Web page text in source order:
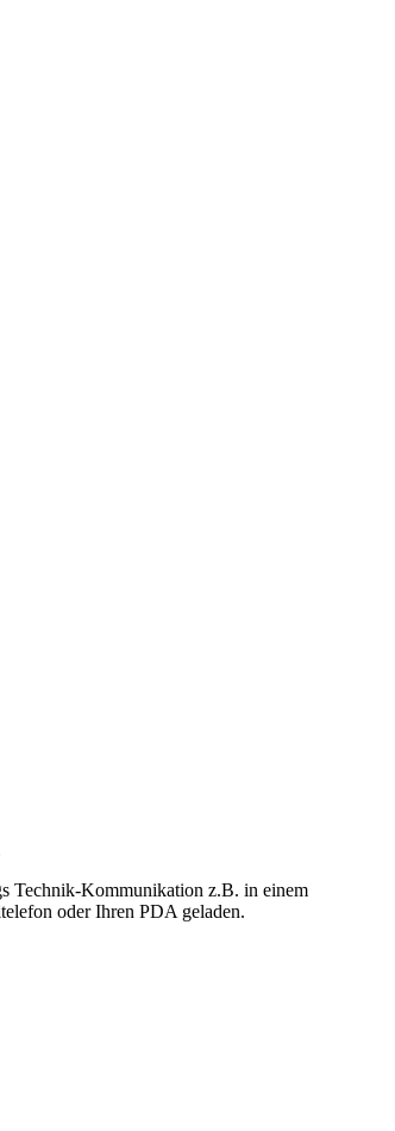
Technik-Kommunikation z.B. in einem
oder Ihren PDA geladen.